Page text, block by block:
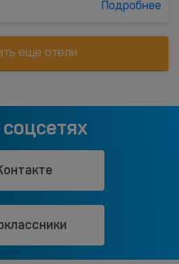
Подробнее
еще отели